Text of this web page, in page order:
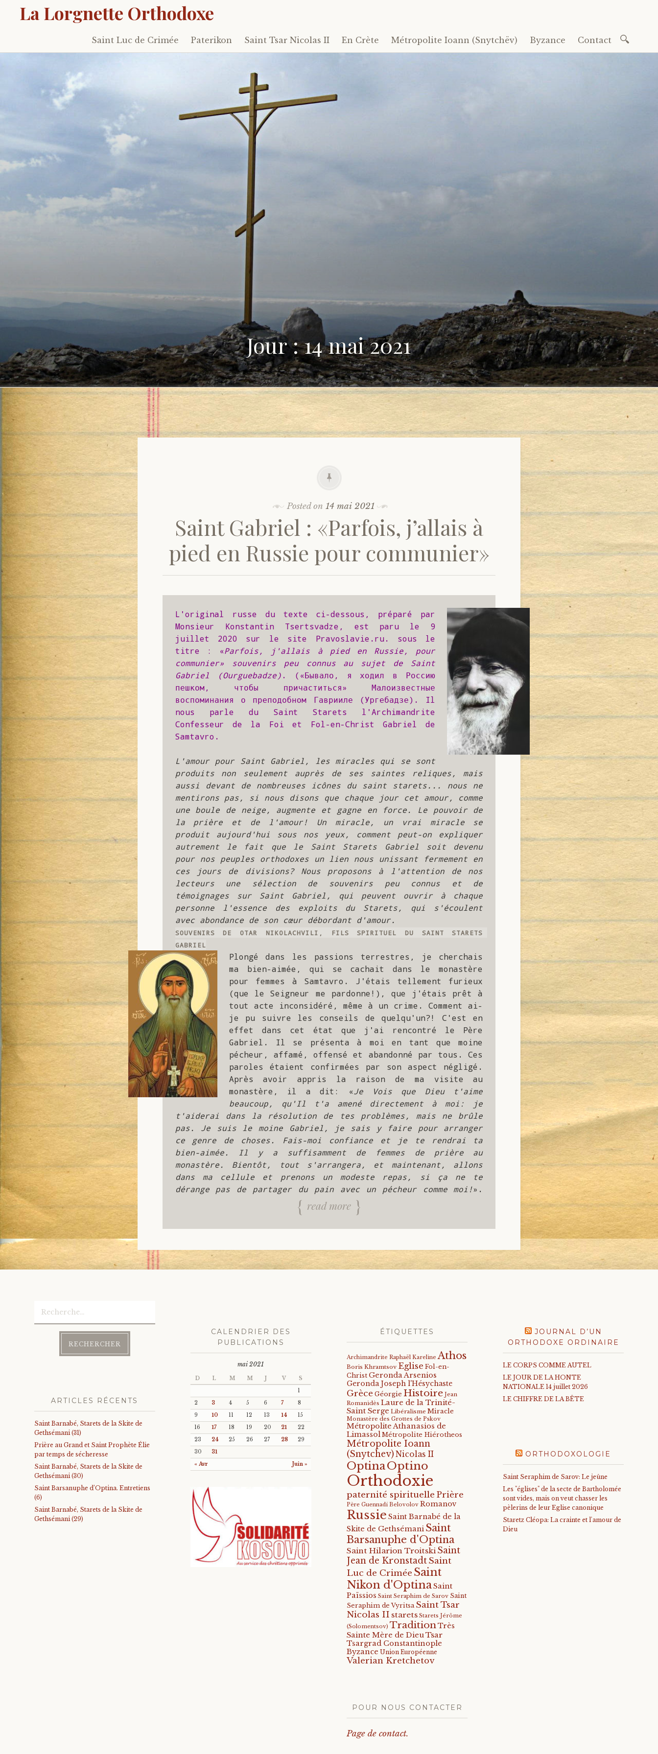
La Lorgnette Orthodoxe
Skip
to
Saint Luc de Crimée Paterikon Saint Tsar Nicolas II En Crète Métropolite Ioann (Snytchëv) Byzance Contact
Jour : 14 mai 2021
Posted on 14 mai 2021
Saint Gabriel : «Parfois, j’allais à
pied en Russie pour communier»
L'original russe du texte ci-dessous, préparé par
Monsieur Konstantin Tsertsvadze, est paru le 9
juillet 2020 sur le site Pravoslavie.ru. sous le
titre : «Parfois, j'allais à pied en Russie, pour
communier» souvenirs peu connus au sujet de Saint
Gabriel (Ourguebadze) . («Бывало, я ходил в Россию
пешком, чтобы причаститься» Малоизвестные
воспоминания о преподобном Гаврииле (Ургебадзе). Il
nous parle du Saint Starets l'Archimandrite
Confesseur de la Foi et Fol-en-Christ Gabriel de
Samtavro.
L'amour pour Saint Gabriel, les miracles qui se sont
produits non seulement auprès de ses saintes reliques, mais
aussi devant de nombreuses icônes du saint starets... nous ne
mentirons pas, si nous disons que chaque jour cet amour, comme
une boule de neige, augmente et gagne en force. Le pouvoir de
la prière et de l'amour! Un miracle, un vrai miracle se
produit aujourd'hui sous nos yeux, comment peut-on expliquer
autrement le fait que le Saint Starets Gabriel soit devenu
pour nos peuples orthodoxes un lien nous unissant fermement en
ces jours de divisions? Nous proposons à l'attention de nos
lecteurs une sélection de souvenirs peu connus et de
témoignages sur Saint Gabriel, qui peuvent ouvrir à chaque
personne l'essence des exploits du Starets, qui s'écoulent
avec abondance de son cœur débordant d'amour.
SOUVENIRS DE OTAR NIKOLACHVILI, FILS SPIRITUEL DU SAINT STARETS
GABRIEL
Plongé dans les passions terrestres, je cherchais
ma bien-aimée, qui se cachait dans le monastère
pour femmes à Samtavro. J'étais tellement furieux
(que le Seigneur me pardonne!), que j'étais prêt à
tout acte inconsidéré, même à un crime. Comment ai-
je pu suivre les conseils de quelqu'un?! C'est en
effet dans cet état que j'ai rencontré le Père
Gabriel. Il se présenta à moi en tant que moine
pécheur, affamé, offensé et abandonné par tous. Ces
paroles étaient confirmées par son aspect négligé.
Après avoir appris la raison de ma visite au
monastère, il a dit: «Je Vois que Dieu t'aime
beaucoup, qu'Il t'a amené directement à moi: je
t'aiderai dans la résolution de tes problèmes, mais ne brûle
pas. Je suis le moine Gabriel, je sais y faire pour arranger
ce genre de choses. Fais-moi confiance et je te rendrai ta
bien-aimée. Il y a suffisamment de femmes de prière au
monastère. Bientôt, tout s'arrangera, et maintenant, allons
dans ma cellule et prenons un modeste repas, si ça ne te
dérange pas de partager du pain avec un pécheur comme moi!».
read more
Rechercher :
ARTICLES RÉCENTS
Saint Barnabé, Starets de la Skite de
Gethsémani (31)
Prière au Grand et Saint Prophète Élie
par temps de sécheresse
Saint Barnabé, Starets de la Skite de
Gethsémani (30)
Saint Barsanuphe d’Optina. Entretiens
(6)
Saint Barnabé, Starets de la Skite de
Gethsémani (29)
CALENDRIER DES
PUBLICATIONS
mai 2021
D L M M J V S
« Avr Juin »
1
2
3 4 5 6 7
8
9
10 11 12 13 14
15
16
17 18 19 20 21
22
23
24 25 26 27 28
29
30
31
ÉTIQUETTES
Archimandrite Raphaël Kareline Athos
Boris Khramtsov Eglise Fol-en-
Christ Geronda Arsenios
Geronda Joseph l'Hésychaste
Grèce Géorgie Histoire Jean
Romanidès Laure de la Trinité-
Saint Serge Libéralisme Miracle
Monastère des Grottes de Pskov
Métropolite Athanasios de
Limassol Métropolite Hiérotheos
Métropolite Ioann
(Snytchev) Nicolas II
OptinaOptino
Orthodoxie
paternité spirituelle Prière
Père Guennadi Belovolov Romanov
Russie Saint Barnabé de la
Skite de Gethsémani Saint
Barsanuphe d'Optina
Saint Hilarion Troitski Saint
Jean de KronstadtSaint
Luc de Crimée Saint
Nikon d'OptinaSaint
Païssios Saint Seraphim de Sarov Saint
Seraphim de Vyritsa Saint Tsar
Nicolas II starets Starets Jérôme
(Solomentsov) Tradition Très
Sainte Mère de DieuTsar
Tsargrad Constantinople
Byzance Union Européenne
Valerian Kretchetov
POUR NOUS CONTACTER
Page de contact.
JOURNAL D’UN
ORTHODOXE ORDINAIRE
LE CORPS COMME AUTEL
LE JOUR DE LA HONTE
NATIONALE 14 juillet 2026
LE CHIFFRE DE LA BÊTE
ORTHODOXOLOGIE
Saint Seraphim de Sarov: Le jeûne
Les "églises" de la secte de Bartholomée
sont vides, mais on veut chasser les
pèlerins de leur Eglise canonique
Staretz Cléopa: La crainte et l'amour de
Dieu